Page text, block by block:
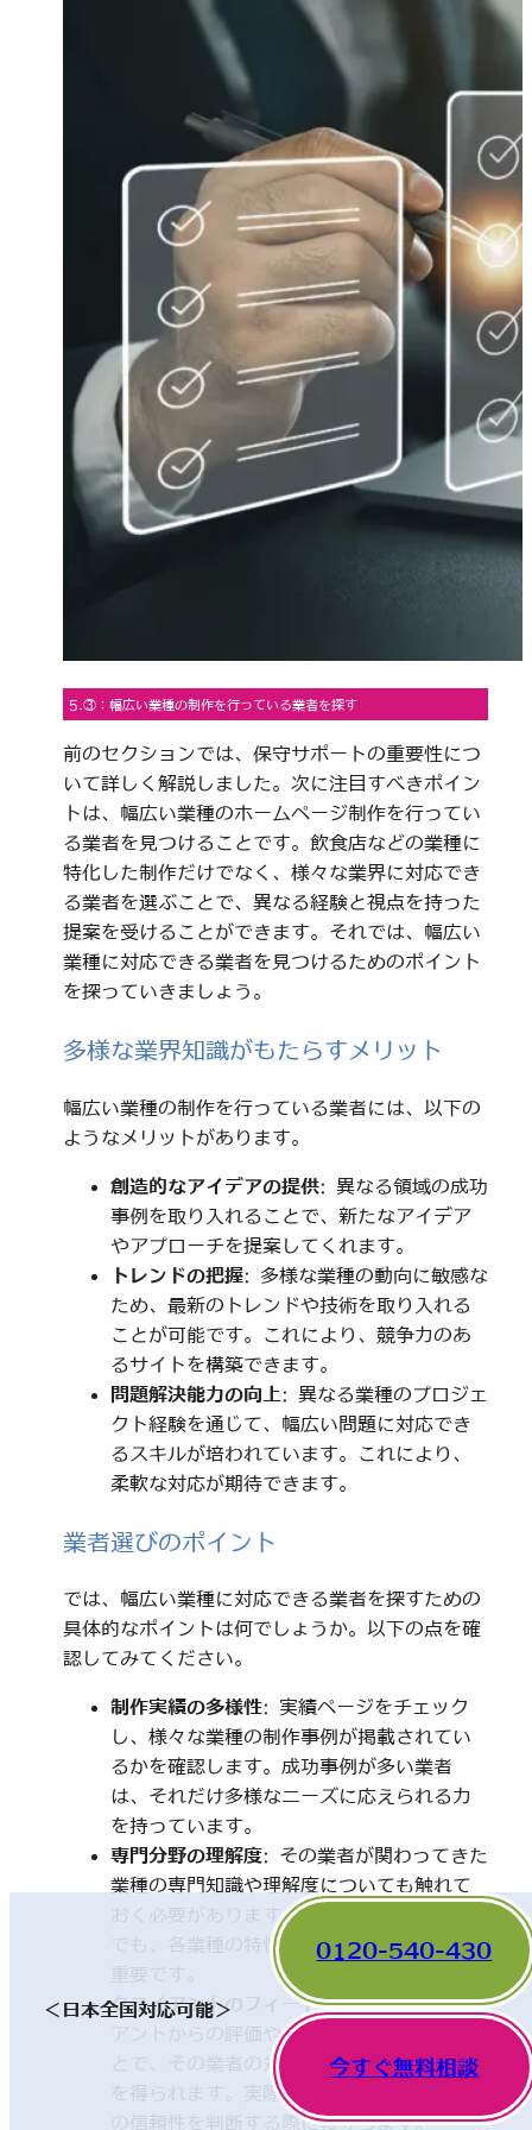
5.③：幅広い業種の制作を行っている業者を探す
前のセクションでは、保守サポートの重要性につ
いて詳しく解説しました。次に注目すべきポイン
トは、幅広い業種のホームページ制作を行ってい
る業者を見つけることです。飲食店などの業種に
特化した制作だけでなく、様々な業界に対応でき
る業者を選ぶことで、異なる経験と視点を持った
提案を受けることができます。それでは、幅広い
業種に対応できる業者を見つけるためのポイント
を探っていきましょう。
多様な業界知識がもたらすメリット
幅広い業種の制作を行っている業者には、以下の
ようなメリットがあります。
創造的なアイデアの提供: 異なる領域の成功
事例を取り入れることで、新たなアイデア
やアプローチを提案してくれます。
トレンドの把握: 多様な業種の動向に敏感な
ため、最新のトレンドや技術を取り入れる
ことが可能です。これにより、競争力のあ
るサイトを構築できます。
問題解決能力の向上: 異なる業種のプロジェ
クト経験を通じて、幅広い問題に対応でき
るスキルが培われています。これにより、
柔軟な対応が期待できます。
業者選びのポイント
では、幅広い業種に対応できる業者を探すための
具体的なポイントは何でしょうか。以下の点を確
認してみてください。
制作実績の多様性: 実績ページをチェック
し、様々な業種の制作事例が掲載されてい
るかを確認します。成功事例が多い業者
は、それだけ多様なニーズに応えられる力
を持っています。
専門分野の理解度: その業者が関わってきた
業種の専門知識や理解度についても触れて
おく必要があります。一見、異なった分野
でも、各業種の特性を理解していることが
クライアントのフィードバック: 他のクライ
アントからの評価やレビューを確認するこ
とで、その業者の対応や成果に関する情報
を得られます。実際の利用者の声は、業者
の信頼性を判断する際に役立ちます。
＜日本全国対応可能＞
0120-540-430
今すぐ無料相談